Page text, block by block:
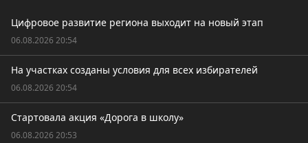
Цифровое развитие региона выходит на новый этап
06.08.2026 20:54
На участках созданы условия для всех избирателей
06.08.2026 20:54
Стартовала акция «Дорога в школу»
06.08.2026 20:53